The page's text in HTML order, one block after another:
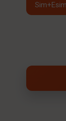
Sim+Esim